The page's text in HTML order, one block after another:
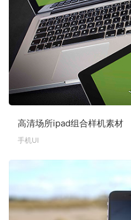
高清场所ipad组合样机素材
手机UI